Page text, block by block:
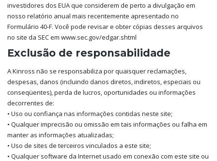
investidores dos EUA que considerem de perto a divulgação em
nosso relatório anual mais recentemente apresentado no
Formulário 40-F. Você pode revisar e obter cópias desses arquivos
no site da SEC em www.sec.gov/edgar.shtml
Exclusão de responsabilidade
A Kinross não se responsabiliza por quaisquer reclamações,
despesas, danos (incluindo danos diretos, indiretos, especiais ou
conseqüentes), perda de lucros, oportunidades ou informações
decorrentes de:
• Uso ou confiança nas informações contidas neste site;
• Qualquer imprecisão ou omissão em tais informações ou falha em
manter as informações atualizadas;
• Uso de sites de terceiros vinculados a este site;
• Qualquer software da Internet usado em conexão com este site ou